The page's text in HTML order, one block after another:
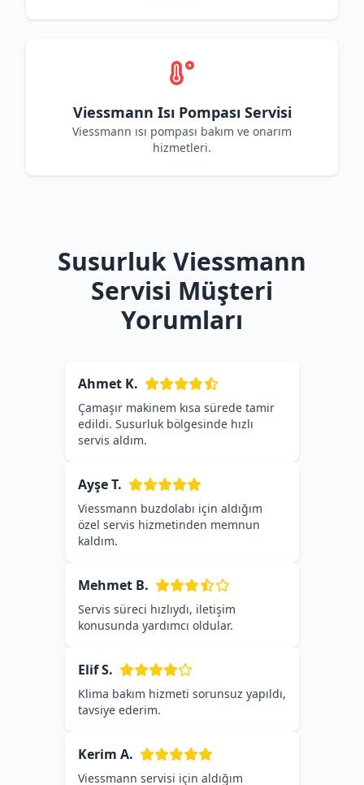
Viessmann Isı Pompası Servisi
Viessmann ısı pompası bakım ve onarım
hizmetleri.
Susurluk Viessmann
Servisi Müşteri
Yorumları
Ahmet K.
Çamaşır makinem kısa sürede tamir
edildi. Susurluk bölgesinde hızlı
servis aldım.
Ayşe T.
Viessmann buzdolabı için aldığım
özel servis hizmetinden memnun
kaldım.
Mehmet B.
Servis süreci hızlıydı, iletişim
konusunda yardımcı oldular.
Elif S.
Klima bakım hizmeti sorunsuz yapıldı,
tavsiye ederim.
Kerim A.
Viessmann servisi için aldığım